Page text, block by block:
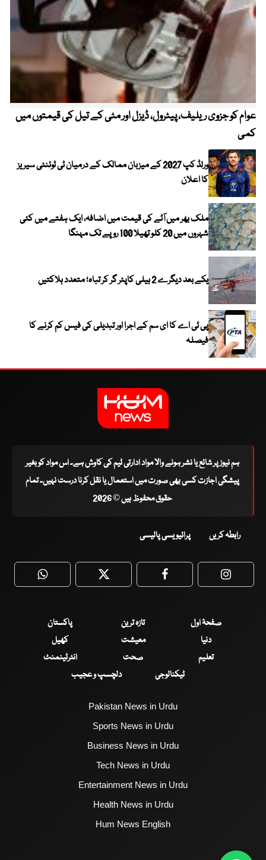
عوام کو جزوی ریلیف، پیٹرول، ڈیزل اور مٹی کے تیل کی قیمتوں میں
کمی
ورلڈ کپ 2027 کے میزبان ممالک کے درمیان ٹی ٹوئنٹی سیریز
کا اعلان
ملک بھر میں آٹے کی قیمت میں اضافہ، ایک ہفتے میں کئی
شہروں میں 20 کلو تھیلا 100 روپے تک مہنگا
یکے بعد دیگرے 2 ہیلی کاپٹر گر کر تباہ؛ متعدد ہلاکتیں
پی ٹی اے کا ای سم کے اجرا اور تبدیلی کی فیس کم کرنے کا
فیصلہ
ہم نیوز پر شائع یا نشر ہونے والا مواد ادارتی ٹیم کی کاوش ہے۔ اس مواد کو بغیر
پیشگی اجازت کسی بھی صورت میں استعمال یا نقل کرنا درست نہیں۔ تمام
حقوق محفوظ ہیں © 2026
رابطہ کریں پرائیویسی پالیسی
WhatsApp Twitter Facebook
صفحۂ اول تازہ ترین
پاکستان
دنیا
معیشت
کھیل
تعلیم
صحت
انٹرٹینمنٹ
ٹیکنالوجی
دلچسپ و عجیب
Pakistan News in Urdu
Sports News in Urdu
Business News in Urdu
Tech News in Urdu
Entertainment News in Urdu
Health News in Urdu
Hum News English